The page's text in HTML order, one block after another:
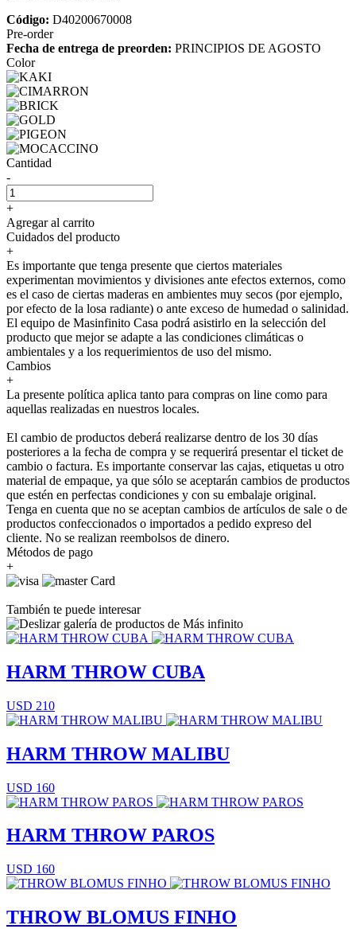
Código: D40200670008
Pre-order
Fecha de entrega de preorden: PRINCIPIOS DE AGOSTO
Color
Cantidad
-
+
Agregar al carrito
Cuidados del producto
+
Es importante que tenga presente que ciertos materiales
experimentan movimientos y divisiones ante efectos externos, como
es el caso de ciertas maderas en ambientes muy secos (por ejemplo,
por efecto de la losa radiante) o ante exceso de humedad o salinidad.
El equipo de Masinfinito Casa podrá asistirlo en la selección del
producto que mejor se adapte a las condiciones climáticas o
ambientales y a los requerimientos de uso del mismo.
Cambios
+
La presente política aplica tanto para compras on line como para
aquellas realizadas en nuestros locales.
El cambio de productos deberá realizarse dentro de los 30 días
posteriores a la fecha de compra y se requerirá presentar el ticket de
cambio o factura. Es importante conservar las cajas, etiquetas u otro
material de empaque, ya que sólo se aceptarán cambios de productos
que estén en perfectas condiciones y con su embalaje original.
Tenga en cuenta que no se aceptan cambios de artículos de sale o de
productos confeccionados o importados a pedido expreso del
cliente. No se realizan reembolsos de dinero.
Métodos de pago
+
También te puede interesar
HARM THROW CUBA
USD 210
HARM THROW MALIBU
USD 160
HARM THROW PAROS
USD 160
THROW BLOMUS FINHO